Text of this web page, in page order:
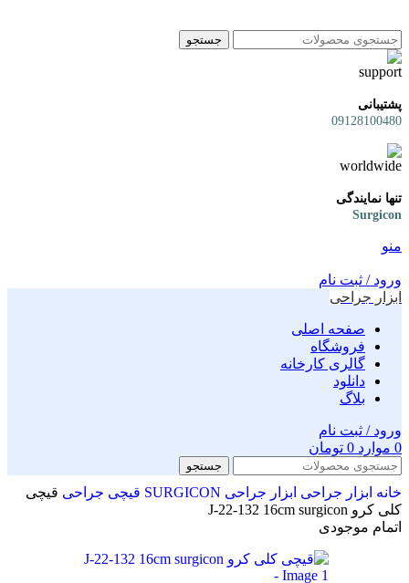
جستجو
پشتیبانی
09128100480
تنها نمایندگی
Surgicon
منو
ورود / ثبت نام
ابزار جراحی
صفحه اصلی
فروشگاه
گالری کارخانه
دانلود
بلاگ
ورود / ثبت نام
0 موارد 0 تومان
جستجو
خانه ابزار جراحی ابزار جراحی SURGICON قیچی جراحی قیچی
کلی کرو J-22-132 16cm surgicon
اتمام موجودی